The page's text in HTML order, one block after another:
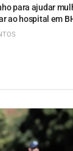
para ajudar
ao hospital em